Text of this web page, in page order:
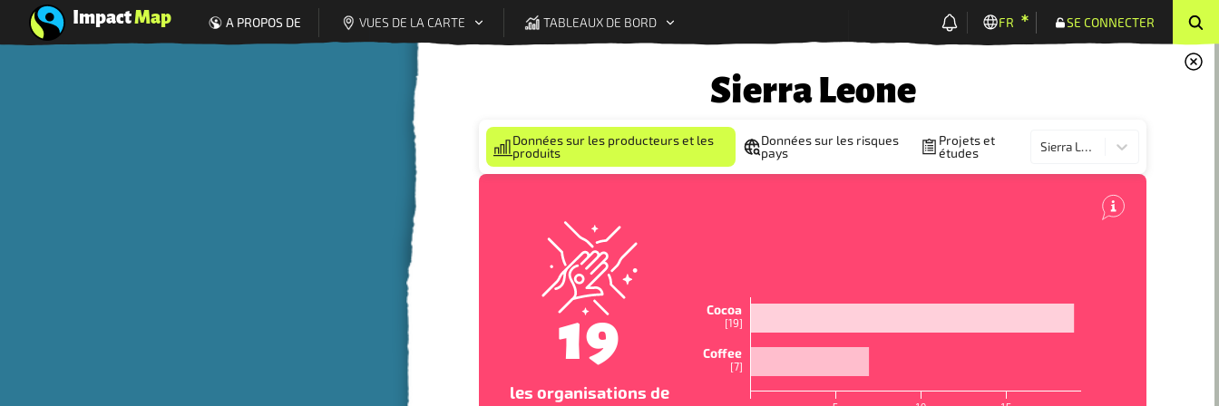
ImpactMap A PROPOS DE VUES DE LA CARTE TABLEAUX DE BORD FR SE CONNECTER
Sierra Leone
Données sur les producteurs et les
produits
Données sur les risques
pays
Projets et
études
Sierra Leone
19
les organisations de
Cocoa
[19]
Coffee
[7]